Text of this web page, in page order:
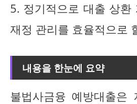
5. 정기적으로 대출 상환
재정 관리를 효율적으로
내용을 한눈에 요약
불법사금융 예방대출은